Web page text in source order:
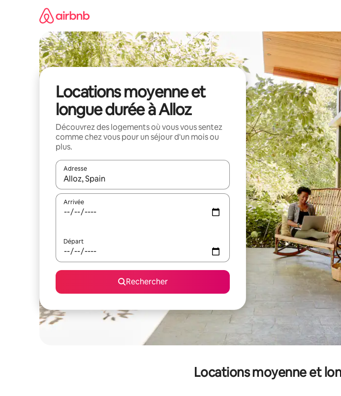
Locations moyenne et
longue durée à Alloz
Découvrez des logements où vous vous sentez
comme chez vous pour un séjour d'un mois ou
plus.
Adresse
Lorsque les résultats s'affichent, utilisez les flèches vers le haut et vers le bas pour les
Arrivée
Départ
Rechercher
Locations moyenne et